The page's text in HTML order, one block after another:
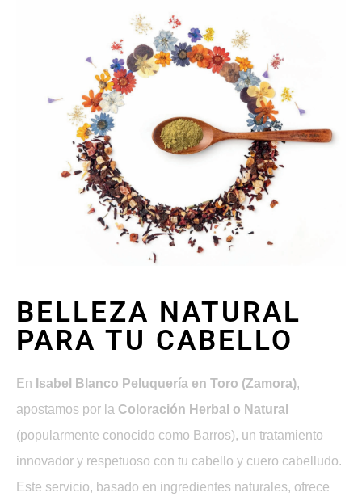
BELLEZA NATURAL
PARA TU CABELLO
En Isabel Blanco Peluquería en Toro (Zamora),
apostamos por la Coloración Herbal o Natural
(popularmente conocido como Barros), un tratamiento
innovador y respetuoso con tu cabello y cuero cabelludo.
Este servicio, basado en ingredientes naturales, ofrece